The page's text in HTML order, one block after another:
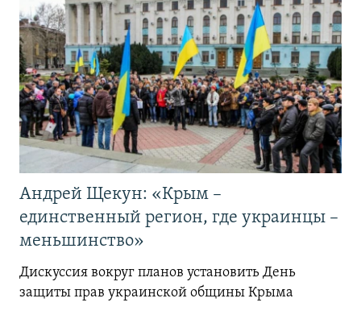
Андрей Щекун: «Крым –
единственный регион, где украинцы –
меньшинство»
Дискуссия вокруг планов установить День
защиты прав украинской общины Крыма